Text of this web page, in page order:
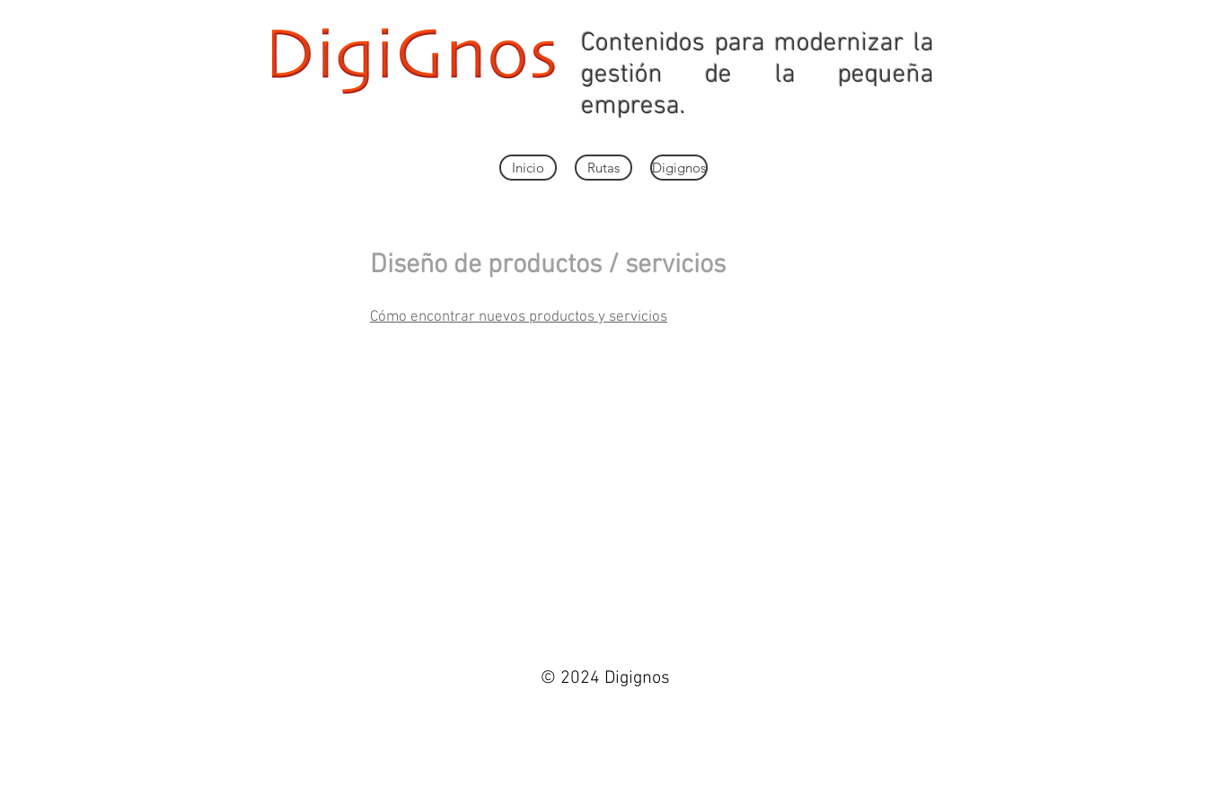
Contenidos para modernizar la
gestión de la pequeña
empresa.
Inicio Rutas Digignos
Diseño de productos / servicios
Cómo encontrar nuevos productos y servicios
© 2024 Digignos